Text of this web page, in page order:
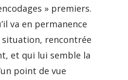
» premiers.
va en permanence
situation, rencontrée
et qui lui semble la
point de vue